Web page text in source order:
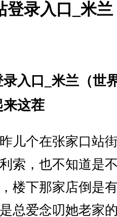
登录入口_米
入口_米兰（世
来这茬
儿个在张家口站
索，也不知道是
楼下那家店倒是
总爱念叨她老家